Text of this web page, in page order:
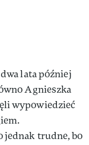
lata później
Agnieszka
wypowiedzieć
jednak trudne, bo